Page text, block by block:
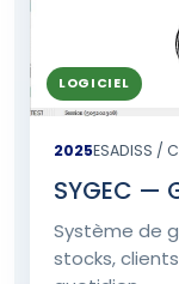
LOGICIEL
2025ESADISS /
SYGEC —
Système de
stocks,